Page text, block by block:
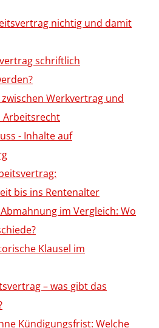
nichtig und damit
schriftlich
Werkvertrag und
Arbeitsrecht
- Inhalte auf
bis ins Rentenalter
im Vergleich: Wo
Klausel im
– was gibt das
Kündigungsfrist: Welche